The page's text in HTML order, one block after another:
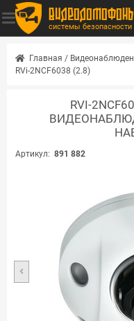
системы безопасности
Главная /
RVi-2NCF6038 (2.8)
RVI-
Артикул: 891 882